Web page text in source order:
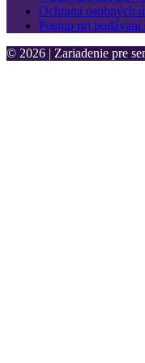
Ochrana osobných
Postup pri podávaní
© 2026 | Zariadenie pre